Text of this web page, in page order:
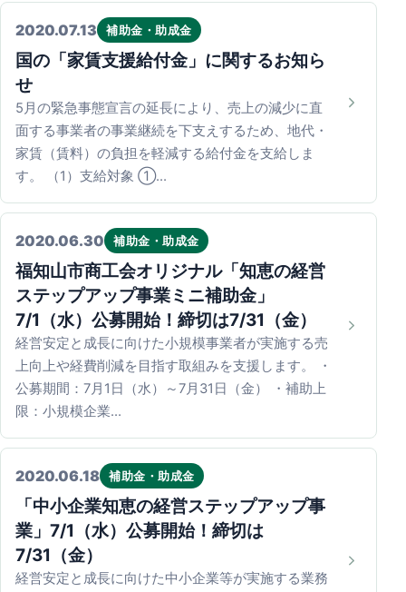
2020.07.13 補助金・助成金
国の「家賃支援給付金」に関するお知ら
せ
5月の緊急事態宣言の延長により、売上の減少に直
面する事業者の事業継続を下支えするため、地代・
家賃（賃料）の負担を軽減する給付金を支給しま
す。 （1）支給対象 ①…
2020.06.30 補助金・助成金
福知山市商工会オリジナル「知恵の経営
ステップアップ事業ミニ補助金」
7/1（水）公募開始！締切は7/31（金）
経営安定と成長に向けた小規模事業者が実施する売
上向上や経費削減を目指す取組みを支援します。 ・
公募期間：7月1日（水）～7月31日（金） ・補助上
限：小規模企業…
2020.06.18 補助金・助成金
「中小企業知恵の経営ステップアップ事
業」7/1（水）公募開始！締切は
7/31（金）
経営安定と成長に向けた中小企業等が実施する業務